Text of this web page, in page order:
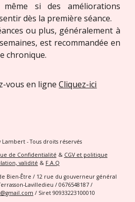
même si des améliorations
dès la première séance.
ou plus, généralement à
est recommandée en
chronique.
vous en ligneCliquez-ici
- Tous droits réservés
de Confidentialité & CGV et politique
validité & F.A.Q
Bien-Être / 12 rue du gouverneur général
Lavilledieu / 0676548187 /
/ Siret 90933223100010